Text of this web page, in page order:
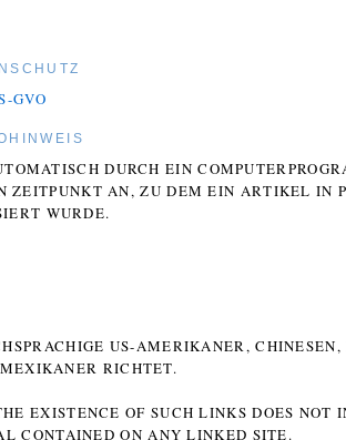
GVO
DURCH EIN
AN, ZU DEM EIN ARTIKEL IN
WURDE.
US-AMERIKANER, CHINESEN,
RICHTET.
EXISTENCE OF SUCH LINKS DOES NOT
CONTAINED ON ANY LINKED SITE.